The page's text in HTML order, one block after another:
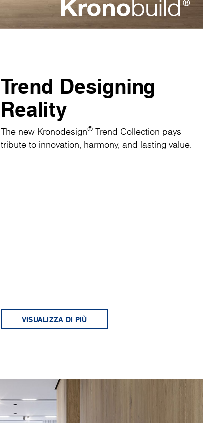
Trend Designing
Reality
The new Kronodesign®Trend Collection pays
tribute to innovation, harmony, and lasting value.
VISUALIZZA DI PIÙ